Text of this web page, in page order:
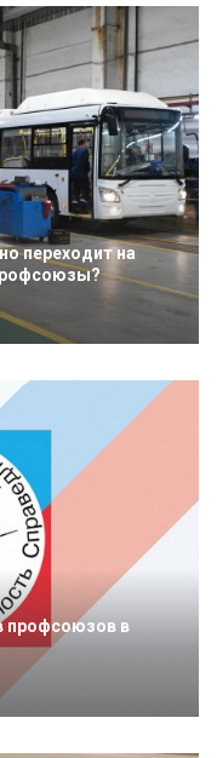
переходит на
профсоюзов в